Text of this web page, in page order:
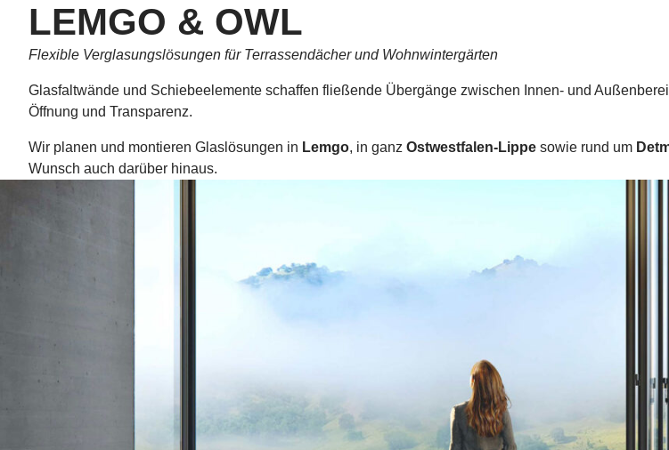
LEMGO & OWL
Flexible Verglasungslösungen für Terrassendächer und Wohnwintergärten
Glasfaltwände und Schiebeelemente schaffen fließende Übergänge zwischen Innen- und
Öffnung und Transparenz.
Wir planen und montieren Glaslösungen in Lemgo, in ganz Ostwestfalen-Lippe sowie rund um
Wunsch auch darüber hinaus.